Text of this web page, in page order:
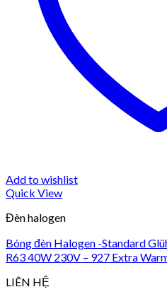
Add to wishlist
Quick View
Đèn halogen
Bóng đèn Halogen -Standard
R63 40W 230V – 927 Extra
LIÊN HỆ